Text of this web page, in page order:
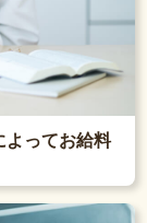
よってお給料